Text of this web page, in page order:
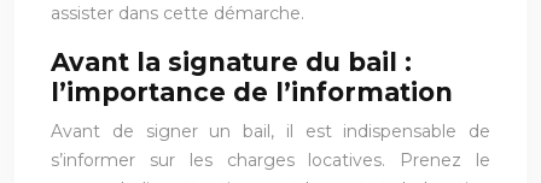
assister dans cette démarche.
Avant la signature du bail :
l’importance de l’information
Avant de signer un bail, il est indispensable de
s’informer sur les charges locatives. Prenez le